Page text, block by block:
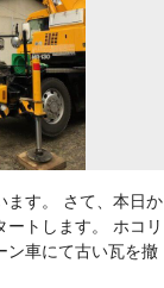
ます。 さて、本日か
トします。 ホコリ
ン車にて古い瓦を撤